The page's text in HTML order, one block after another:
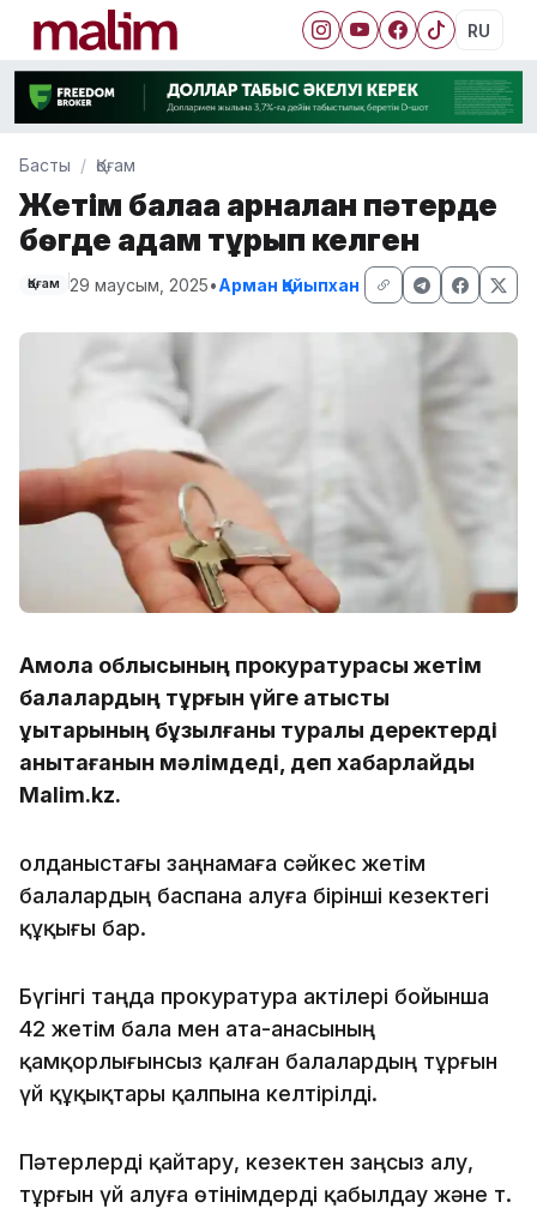
RU
Басты Қоғам
Жетім балаға арналған пәтерде
бөгде адам тұрып келген
Қоғам 29 маусым, 2025•Арман Қайыпхан
Ақмола облысының прокуратурасы жетім
балалардың тұрғын үйге қатысты
құқықтарының бұзылғаны туралы деректерді
анықтағанын мәлімдеді, деп хабарлайды
Malim.kz.
Қолданыстағы заңнамаға сәйкес жетім
балалардың баспана алуға бірінші кезектегі
құқығы бар.
Бүгінгі таңда прокуратура актілері бойынша
42 жетім бала мен ата-анасының
қамқорлығынсыз қалған балалардың тұрғын
үй құқықтары қалпына келтірілді.
Пәтерлерді қайтару, кезектен заңсыз алу,
тұрғын үй алуға өтінімдерді қабылдау және т.